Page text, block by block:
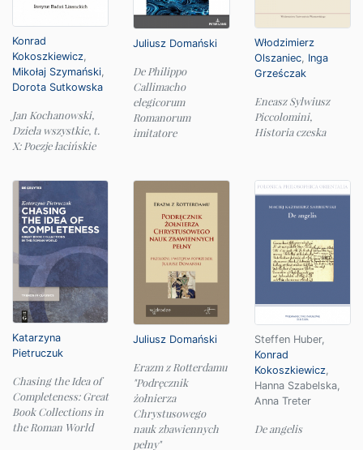
Konrad
Kokoszkiewicz,
Mikołaj Szymański,
Dorota Sutkowska
Jan Kochanowski,
Dzieła wszystkie, t.
X: Poezje łacińskie
Juliusz Domański
De Philippo
Callimacho
elegicorum
Romanorum
imitatore
Włodzimierz
Olszaniec, Inga
Grześczak
Eneasz Sylwiusz
Piccolomini,
Historia czeska
Katarzyna
Pietruczuk
Chasing the Idea of
Completeness: Great
Book Collections in
the Roman World
Juliusz Domański
Erazm z Rotterdamu
"Podręcznik
żołnierza
Chrystusowego
nauk zbawiennych
pełny"
Steffen Huber,
Konrad
Kokoszkiewicz,
Hanna Szabelska,
Anna Treter
De angelis